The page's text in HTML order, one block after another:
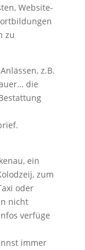
Website-
zu
z.B.
die
ein
zum
oder
nicht
verfüge
immer